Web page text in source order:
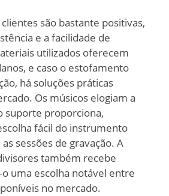
são bastante positivas,
e a facilidade de
utilizados oferecem
e caso o estofamento
há soluções práticas
Os músicos elogiam a
suporte proporciona,
fácil do instrumento
sessões de gravação. A
também recebe
uma escolha notável entre
no mercado.